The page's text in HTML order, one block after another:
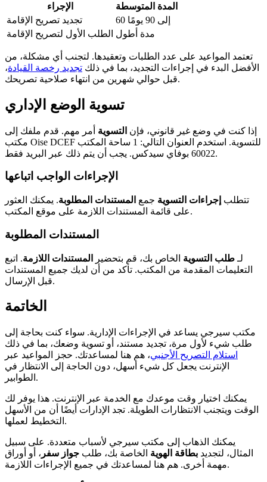
الإجراء
المدة المتوسطة
تجديد تصريح الإقامة
60 إلى 90 يومًا
الطلب الأول لتصريح الإقامة مدة أطول
تعتمد المواعيد على عدد الطلبات وتعقيدها. لتجنب أي مشكلة، من
الأفضل البدء في إجراءات التجديد، بما في ذلك تجديد رخصة القيادة،
قبل حوالي شهرين من انتهاء صلاحية تصريحك.
تسوية الوضع الإداري
إذا كنت في وضع غير قانوني، فإن التسوية أمر مهم. قدم ملفك إلى
مكتب Oise DCEF للتسوية. استخدم العنوان التالي: 1 ساحة المكتب
60022 بوفاي سيدكس. يجب أن يتم ذلك عبر البريد فقط.
الإجراءات الواجب اتباعها
تتطلب إجراءات التسوية جمع المستندات المطلوبة. يمكنك العثور
على قائمة المستندات اللازمة على موقع المكتب.
المستندات المطلوبة
لـ طلب التسوية الخاص بك، قم بتحضير المستندات اللازمة. اتبع
التعليمات المقدمة من المكتب. تأكد من أن لديك جميع المستندات
قبل الإرسال.
الخاتمة
مكتب سيرجي يساعد في الإجراءات الإدارية. سواء كنت بحاجة إلى
طلب شيء لأول مرة، تجديد مستند، أو تسوية وضعك، بما في ذلك
استلام التصريح الأجنبي، هم هنا لمساعدتك. حجز المواعيد عبر
الإنترنت يجعل كل شيء أسهل، دون الحاجة إلى الانتظار في
الطوابير.
يمكنك اختيار وقت موعدك مع الخدمة عبر الإنترنت. هذا يوفر لك
الوقت ويتجنب الانتظارات الطويلة. تجد الإدارات أيضًا أن من الأسهل
التخطيط لعملها.
يمكنك الذهاب إلى مكتب سيرجي لأسباب متعددة. على سبيل
المثال، لتجديد بطاقة الهوية الخاصة بك، طلب جواز سفر ، أو أوراق
مهمة أخرى. هم هنا لمساعدتك في جميع الإجراءات اللازمة.